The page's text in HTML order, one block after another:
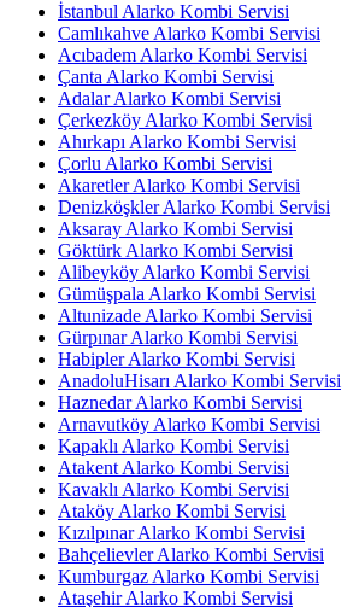
İstanbul Alarko Kombi Servisi
Camlıkahve Alarko Kombi Servisi
Acıbadem Alarko Kombi Servisi
Çanta Alarko Kombi Servisi
Adalar Alarko Kombi Servisi
Çerkezköy Alarko Kombi Servisi
Ahırkapı Alarko Kombi Servisi
Çorlu Alarko Kombi Servisi
Akaretler Alarko Kombi Servisi
Denizköşkler Alarko Kombi Servisi
Aksaray Alarko Kombi Servisi
Göktürk Alarko Kombi Servisi
Alibeyköy Alarko Kombi Servisi
Gümüşpala Alarko Kombi Servisi
Altunizade Alarko Kombi Servisi
Gürpınar Alarko Kombi Servisi
Habipler Alarko Kombi Servisi
AnadoluHisarı Alarko Kombi Servisi
Haznedar Alarko Kombi Servisi
Arnavutköy Alarko Kombi Servisi
Kapaklı Alarko Kombi Servisi
Atakent Alarko Kombi Servisi
Kavaklı Alarko Kombi Servisi
Ataköy Alarko Kombi Servisi
Kızılpınar Alarko Kombi Servisi
Bahçelievler Alarko Kombi Servisi
Kumburgaz Alarko Kombi Servisi
Ataşehir Alarko Kombi Servisi